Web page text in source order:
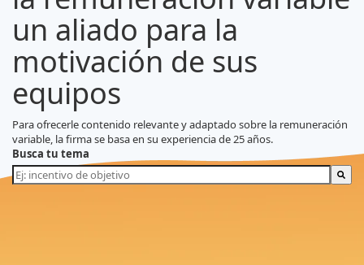
un aliado para la
motivación de sus
equipos
Para ofrecerle contenido relevante y adaptado sobre la remuneración
variable, la firma se basa en su experiencia de 25 años.
Busca tu tema